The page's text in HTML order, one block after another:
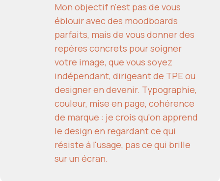
Mon objectif n'est pas de vous
éblouir avec des moodboards
parfaits, mais de vous donner des
repères concrets pour soigner
votre image, que vous soyez
indépendant, dirigeant de TPE ou
designer en devenir. Typographie,
couleur, mise en page, cohérence
de marque : je crois qu'on apprend
le design en regardant ce qui
résiste à l'usage, pas ce qui brille
sur un écran.